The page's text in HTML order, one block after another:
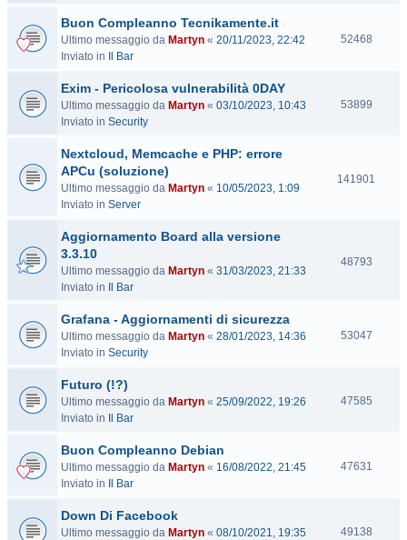
t
Buon Compleanno Tecnikamente.it
Ultimo messaggio da Martyn « 20/11/2023, 22:42
Inviato in
Il Bar
52468V
t
Exim - Pericolosa vulnerabilità 0DAY
Ultimo messaggio da Martyn « 03/10/2023, 10:43
Inviato in Security
53899V
e
Nextcloud, Memcache e PHP: errore
APCu (soluzione)
Ultimo messaggio da Martyn « 10/05/2023, 1:09
Inviato in Server
141901
Aggiornamento Board alla versione
3.3.10
Ultimo messaggio da Martyn « 31/03/2023, 21:33
Inviato in
Il Bar
48793V
Grafana - Aggiornamenti di sicurezza
Ultimo messaggio da Martyn « 28/01/2023, 14:36
Inviato in Security
53047V
t
Futuro (!?)
Ultimo messaggio da Martyn « 25/09/2022, 19:26
Inviato in
Il Bar
47585V
Buon Compleanno Debian
Ultimo messaggio da Martyn « 16/08/2022, 21:45
Inviato in
Il Bar
47631
t
Down Di Facebook
Ultimo messaggio da Martyn « 08/10/2021, 19:35
49138V